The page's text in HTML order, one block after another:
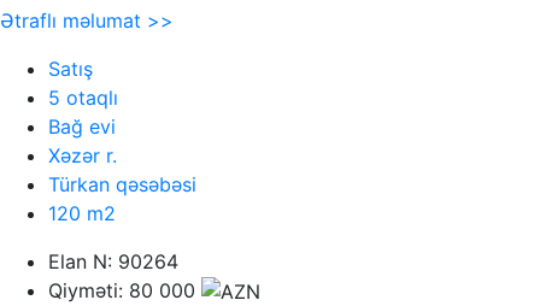
Ətraflı məlumat >>
Satış
5 otaqlı
Bağ evi
Xəzər r.
Türkan qəsəbəsi
120 m2
Elan N: 90264
Qiyməti: 80 000